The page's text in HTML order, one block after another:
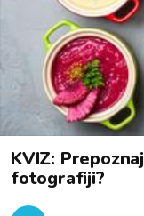
KVIZ:
fotografiji?